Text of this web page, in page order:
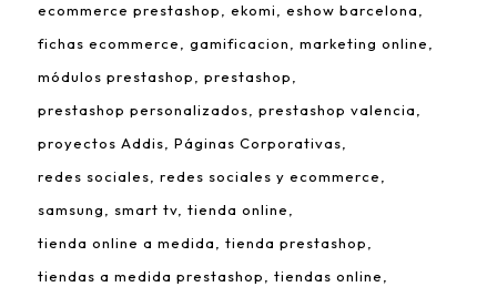
ecommerce prestashop
ekomi
eshow barcelona
fichas ecommerce
gamificacion
marketing online
módulos prestashop
prestashop
prestashop personalizados
prestashop valencia
proyectos Addis
Páginas Corporativas
redes sociales
redes sociales y ecommerce
samsung
smart tv tienda online
tienda online a medida
tienda prestashop
tiendas a medida prestashop
tiendas online